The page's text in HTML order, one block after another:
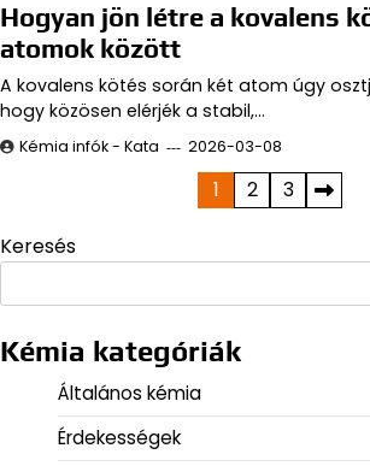
Hogyan jön létre a kovalens
atomok között
A kovalens kötés során két atom úgy
hogy közösen elérjék a stabil,…
Kémia infók - Kata 2026-03-08
lapozása
1 2 3
Keresés
Kémia kategóriák
Általános kémia
Érdekességek